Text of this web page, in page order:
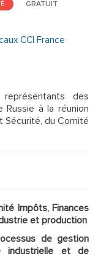
GRATUIT
CCI France
des
Russie à la réunion
Sécurité, du Comité
Impôts, Finances
et production
de gestion
industrielle et de